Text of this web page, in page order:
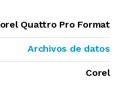
Quattro Pro Format
Archivos de datos
Corel